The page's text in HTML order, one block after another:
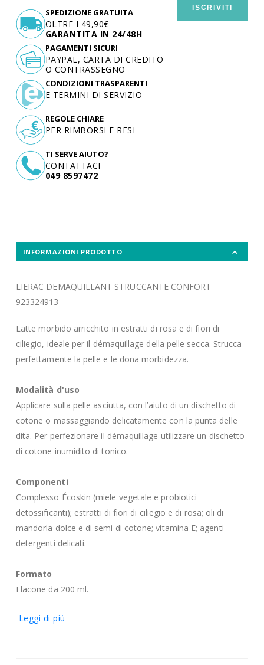
ISCRIVITI
SPEDIZIONE GRATUITA
OLTRE I 49,90€
GARANTITA IN 24/48H
TI SERVE AIUTO?
CONTATTACI
049 8597472
PAGAMENTI SICURI
PAYPAL, CARTA DI CREDITO
O CONTRASSEGNO
CONDIZIONI TRASPARENTI
E TERMINI DI SERVIZIO
REGOLE CHIARE
PER RIMBORSI E RESI
INFORMAZIONI PRODOTTO
LIERAC DEMAQUILLANT STRUCCANTE CONFORT
923324913
Latte morbido arricchito in estratti di rosa e di fiori di
ciliegio, ideale per il démaquillage della pelle secca. Strucca
perfettamente la pelle e le dona morbidezza.
Modalità d'uso
Applicare sulla pelle asciutta, con l’aiuto di un dischetto di
cotone o massaggiando delicatamente con la punta delle
dita. Per perfezionare il démaquillage utilizzare un dischetto
di cotone inumidito di tonico.
Componenti
Complesso Écoskin (miele vegetale e probiotici
detossificanti); estratti di fiori di ciliegio e di rosa; oli di
mandorla dolce e di semi di cotone; vitamina E; agenti
detergenti delicati.
Formato
Flacone da 200 ml.
Leggi di più